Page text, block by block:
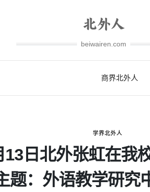
beiwairen.com
商界北外人
学界北外人
13日北外张虹在我
题：外语教学研究